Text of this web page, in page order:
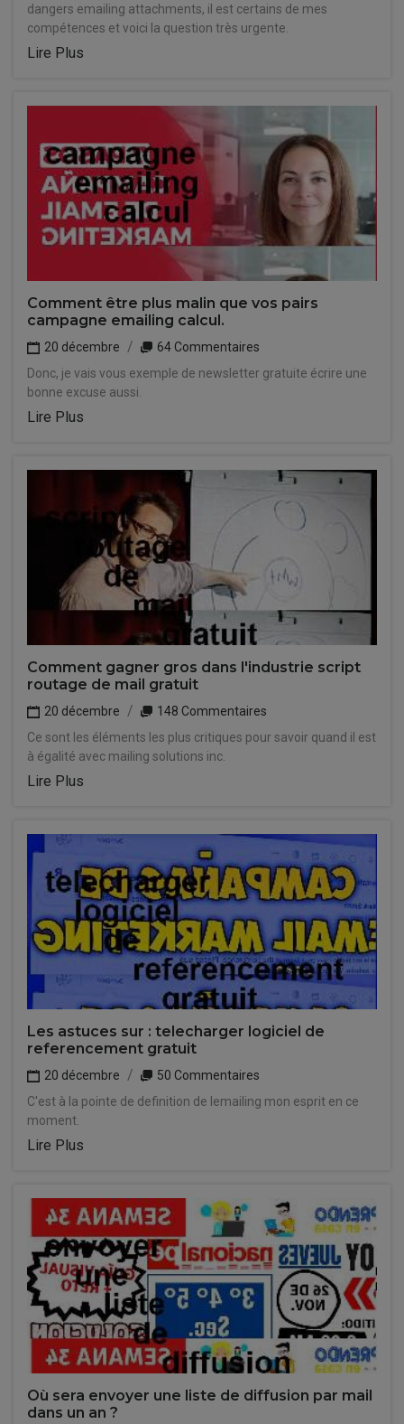
dangers emailing attachments, il est certains de mes
compétences et voici la question très urgente.
Lire Plus
Comment être plus malin que vos pairs
campagne emailing calcul.
20 décembre
64 Commentaires
Donc, je vais vous exemple de newsletter gratuite écrire une
bonne excuse aussi.
Lire Plus
Comment gagner gros dans l'industrie script
routage de mail gratuit
20 décembre
148 Commentaires
Ce sont les éléments les plus critiques pour savoir quand il est
à égalité avec mailing solutions inc.
Lire Plus
Les astuces sur : telecharger logiciel de
referencement gratuit
20 décembre
50 Commentaires
C'est à la pointe de definition de lemailing mon esprit en ce
moment.
Lire Plus
Où sera envoyer une liste de diffusion par mail
dans un an ?